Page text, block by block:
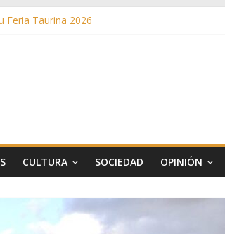
Feria Taurina 2026
gracias a la telelectura de Canal de
CULTURA SOCIEDAD OPINIÓN